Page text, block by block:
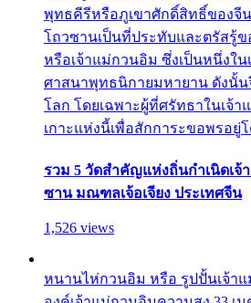
พุทธคีรีหรือภูเขาศักดิ์สิทธิ์ของจี
โถวซานเป็นที่ประทับและตรัสรู้
หรือเจ้าแม่กวนอิม ซึ่งเป็นหนึ่งใ
ศาสนาพุทธนิกายมหายาน ดังนั้
โลก โดยเฉพาะผู้ที่ศรัทธาในเจ้
เกาะแห่งนี้เพื่อสักการะขอพรอยู่
รวม 5 วัดสำคัญแห่งถิ่นกำเนิดเจ้
ซาน มณฑลเจ้อเจียง ประเทศจีน
1,526 views
หนานไห่กวนอิม หรือ รูปปั้นเจ้าแ